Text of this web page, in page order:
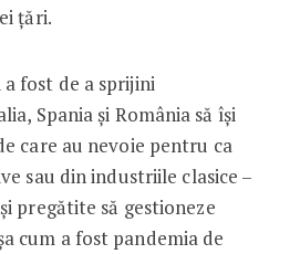
țări.
fost de a sprijini
Spania și România să își
care au nevoie pentru ca
sau din industriile clasice –
pregătite să gestioneze
cum a fost pandemia de